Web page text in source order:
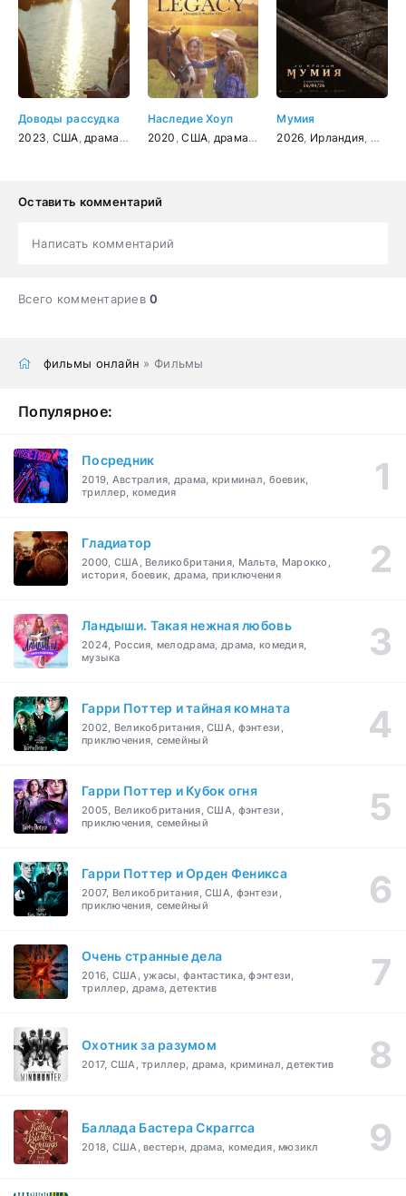
Доводы рассудка
2023 США драма , мелодрама
Наследие Хоуп
2020 ,США драма, семейный
Мумия
2026 Ирландия США
Оставить комментарий
Написать комментарий
Всего комментариев0
фильмы онлайн » Фильмы
Популярное:
Посредник
2019, Австралия, драма, криминал, боевик,
триллер, комедия
Гладиатор
2000, США, Великобритания, Мальта, Марокко,
история, боевик, драма, приключения
Ландыши. Такая нежная любовь
2024, Россия, мелодрама, драма, комедия,
музыка
Гарри Поттер и тайная комната
2002, Великобритания, США, фэнтези,
приключения, семейный
Гарри Поттер и Кубок огня
2005, Великобритания, США, фэнтези,
приключения, семейный
Гарри Поттер и Орден Феникса
2007, Великобритания, США, фэнтези,
приключения, семейный
Очень странные дела
2016, США, ужасы, фантастика, фэнтези,
триллер, драма, детектив
Охотник за разумом
2017, США, триллер, драма, криминал, детектив
Баллада Бастера Скраггса
2018, США, вестерн, драма, комедия, мюзикл